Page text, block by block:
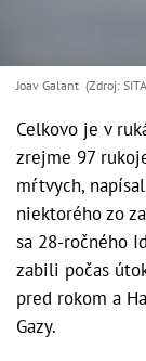
Joav Galant (Zdroj:
Celkovo je v
zrejme 97
mŕtvych,
niektorého zo
sa 28-ročného
zabili počas
pred rokom a
Gazy.